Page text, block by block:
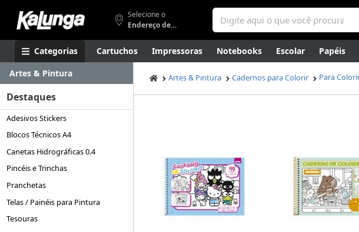
Selecione o
Endereço de entrega
Categorias Cartuchos Impressoras Notebooks Escolar Papéis
Apresentação Artes Gamers Higiene Mídias
Artes & Pintura
Destaques
Adesivos Stickers
Blocos Técnicos A4
Canetas Hidrográficas 0.4
Pincéis e Trinchas
Pranchetas
Telas / Painéis para Pintura
Tesouras
Artes & Pintura Cadernos para Colorir Para